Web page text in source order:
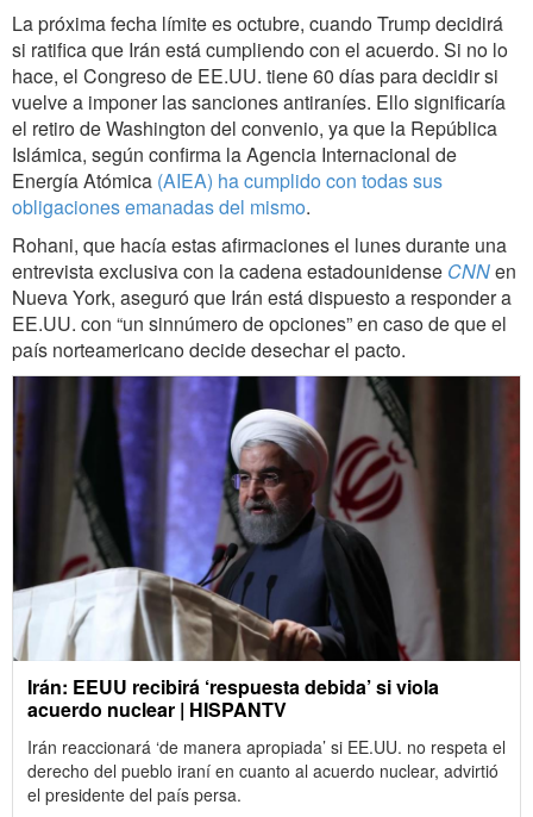
La próxima fecha límite es octubre, cuando Trump decidirá
si ratifica que Irán está cumpliendo con el acuerdo. Si no lo
hace, el Congreso de EE.UU. tiene 60 días para decidir si
vuelve a imponer las sanciones antiraníes. Ello significaría
el retiro de Washington del convenio, ya que la República
Islámica, según confirma la Agencia Internacional de
Energía Atómica (AIEA) ha cumplido con todas sus
obligaciones emanadas del mismo.
Rohani, que hacía estas afirmaciones el lunes durante una
entrevista exclusiva con la cadena estadounidense CNNen
Nueva York, aseguró que Irán está dispuesto a responder a
EE.UU. con “un sinnúmero de opciones” en caso de que el
país norteamericano decide desechar el pacto.
Irán: EEUU recibirá ‘respuesta debida’ si viola
acuerdo nuclear | HISPANTV
Irán reaccionará ‘de manera apropiada’ si EE.UU. no respeta el
derecho del pueblo iraní en cuanto al acuerdo nuclear, advirtió
el presidente del país persa.